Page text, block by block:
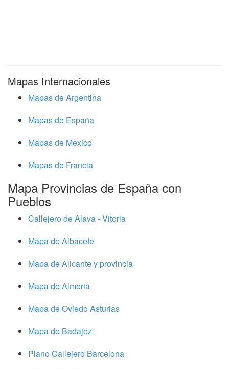
Mapas Internacionales
Mapas de Argentina
Mapas de España
Mapas de Mexico
Mapas de Francia
Mapa Provincias de España con
Pueblos
Callejero de Alava - Vitoria
Mapa de Albacete
Mapa de Alicante y provincia
Mapa de Almeria
Mapa de Oviedo Asturias
Mapa de Badajoz
Plano Callejero Barcelona